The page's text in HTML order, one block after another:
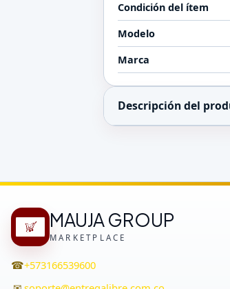
Condición del ítem
Modelo
Marca
Descripción del
MAUJA GROUP
MARKETPLACE
☎+573166539600